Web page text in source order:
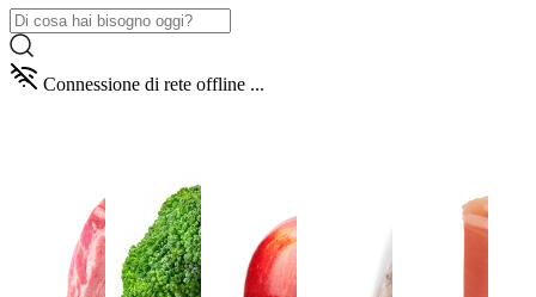
Connessione di rete offline ...